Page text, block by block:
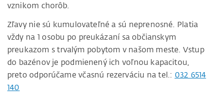
vznikom chorôb.
Zľavy nie sú kumulovateľné a sú neprenosné. Platia
vždy na 1 osobu po preukázaní sa občianskym
preukazom s trvalým pobytom v našom meste. Vstup
do bazénov je podmienený ich voľnou kapacitou,
preto odporúčame včasnú rezerváciu na tel.: 032 6514
140